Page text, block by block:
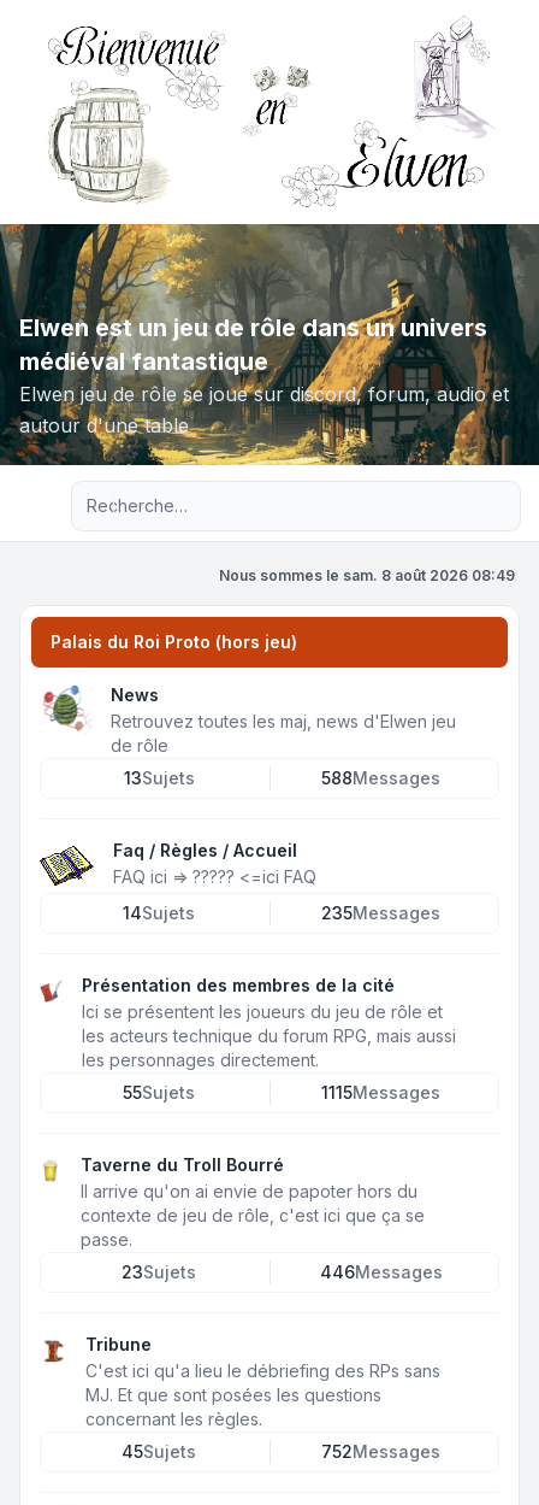
Elwen est un jeu de rôle dans un univers
médiéval fantastique
Elwen jeu de rôle se joue sur discord, forum, audio et
autour d'une table
Recherche avancée
Nous sommes le sam. 8 août 2026 08:49
Palais du Roi Proto (hors jeu)
News
Retrouvez toutes les maj, news d'Elwen jeu
de rôle
13Sujets 588Messages
Faq / Règles / Accueil
FAQ ici => ????? <=ici FAQ
14Sujets 235Messages
Présentation des membres de la cité
Ici se présentent les joueurs du jeu de rôle et
les acteurs technique du forum RPG, mais aussi
les personnages directement.
55Sujets 1115Messages
Taverne du Troll Bourré
Il arrive qu'on ai envie de papoter hors du
contexte de jeu de rôle, c'est ici que ça se
passe.
23Sujets 446Messages
Tribune
C'est ici qu'a lieu le débriefing des RPs sans
MJ. Et que sont posées les questions
concernant les règles.
45Sujets 752Messages